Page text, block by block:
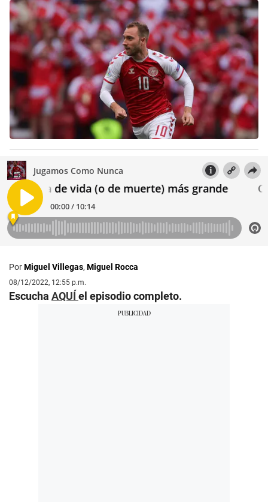
PorMiguel Villegas, Miguel Rocca
08/12/2022, 12:55 p.m.
Escucha AQUÍ el episodio completo.